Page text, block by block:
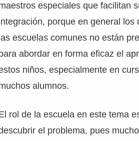
especiales que facilitan
porque en general los
las escuelas comunes no están
abordar en forma eficaz el
niños, especialmente en
alumnos.
rol de la escuela en este tema
el problema, pues